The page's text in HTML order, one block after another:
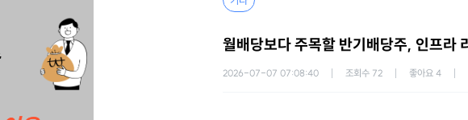
월배당보다 주목할 반기배당주, 인프라
2026-07-07 07:08:40 조회수 72 좋아요 4